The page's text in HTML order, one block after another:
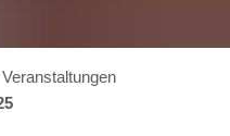
Veranstaltungen